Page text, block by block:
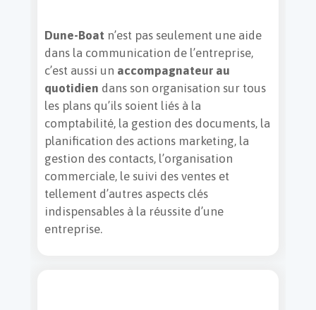
Contact
Dune-Boatn’est pas seulement une aide
dans la communication de l’entreprise,
c’est aussi un accompagnateur au
quotidien dans son organisation sur tous
les plans qu’ils soient liés à la
comptabilité, la gestion des documents, la
planification des actions marketing, la
gestion des contacts, l’organisation
commerciale, le suivi des ventes et
tellement d’autres aspects clés
indispensables à la réussite d’une
entreprise.